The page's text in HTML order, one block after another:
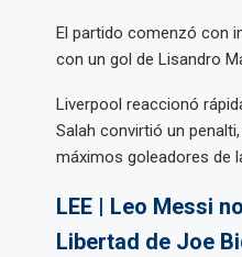
El partido comenzó con
con un gol de Lisandro
Liverpool reaccionó
Salah convirtió un
máximos goleadores de
LEE | Leo Messi
Libertad de Joe